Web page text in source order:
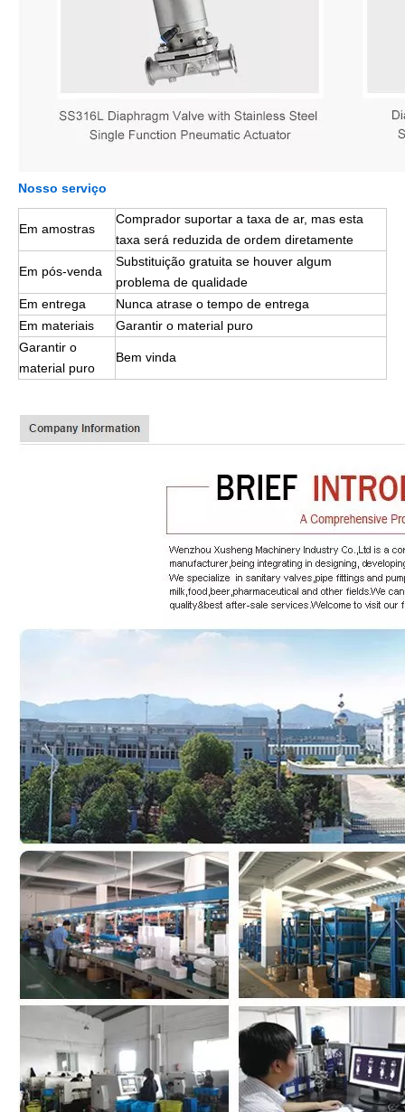
Nosso serviço
Em amostras
Comprador suportar a taxa de ar, mas esta
taxa será reduzida de ordem diretamente
Em pós-venda
Substituição gratuita se houver algum
problema de qualidade
Em entrega
Nunca atrase o tempo de entrega
Em materiais
Garantir o material puro
Garantir o
material puro
Bem vinda